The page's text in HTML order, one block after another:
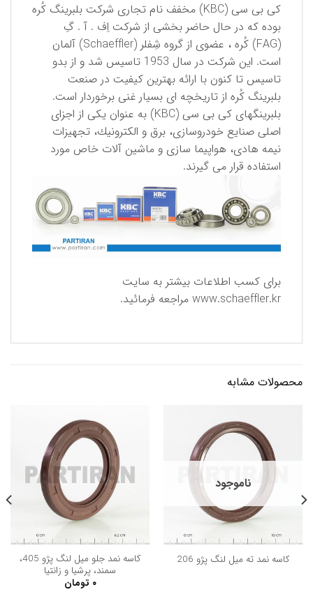
كی بی سی (KBC) مخفف نام تجاری شركت بلبرینگ كُره
بوده كه در حال حاضر بخشی از شركت اِف . آ . گِ
(FAG) كُره ، عضوی از گروه شِفلر (Schaeffler) آلمان
است. این شركت در سال 1953 تاسیس شد و از بدو
تاسیس تا كنون با ارائه بهترین كیفیت در صنعت
بلبرینگ كُره از تاریخچه ای بسیار غنی برخوردار است.
بلبرینگهای كی بی سی (KBC) به عنوان یكی از اجزای
اصلی صنایع خودروسازی، برق و الكترونیك، تجهیزات
نیمه هادی، هواپیما سازی و ماشین آلات خاص مورد
استفاده قرار می گیرند.
برای كسب اطلاعات بیشتر به سایت
www.schaeffler.kr مراجعه فرمائید.
محصولات مشابه
ناموجود
كاسه نمد ته ميل لنگ پژو 206
كاسه نمد جلو ميل لنگ پژو 405،
سمند، پرشيا و زانتيا
۰ تومان